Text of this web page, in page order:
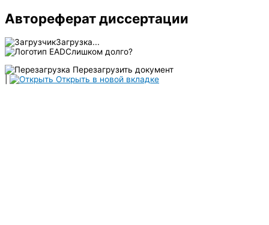
Автореферат диссертации
Загрузка...
Слишком долго?
Перезагрузить документ
Открыть в новой вкладке